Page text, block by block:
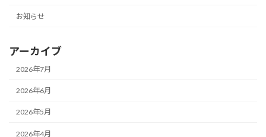
お知らせ
アーカイブ
2026年7月
2026年6月
2026年5月
2026年4月